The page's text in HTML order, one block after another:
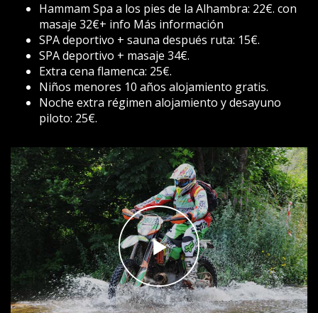
Hammam Spa a los pies de la Alhambra: 22€. con
masaje 32€+ info Más información
SPA deportivo + sauna después ruta: 15€.
SPA deportivo + masaje 34€.
Extra cena flamenca: 25€.
Niños menores 10 años alojamiento gratis.
Noche extra régimen alojamiento y desayuno
piloto: 25€.